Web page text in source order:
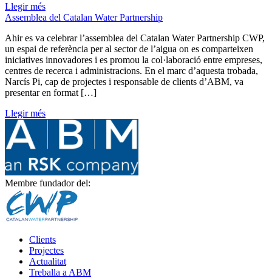
Llegir més
Assemblea del Catalan Water Partnership
Ahir es va celebrar l’assemblea del Catalan Water Partnership CWP,
un espai de referència per al sector de l’aigua on es comparteixen
iniciatives innovadores i es promou la col·laboració entre empreses,
centres de recerca i administracions. En el marc d’aquesta trobada,
Narcís Pi, cap de projectes i responsable de clients d’ABM, va
presentar en format […]
Llegir més
Membre fundador del:
Clients
Projectes
Actualitat
Treballa a ABM